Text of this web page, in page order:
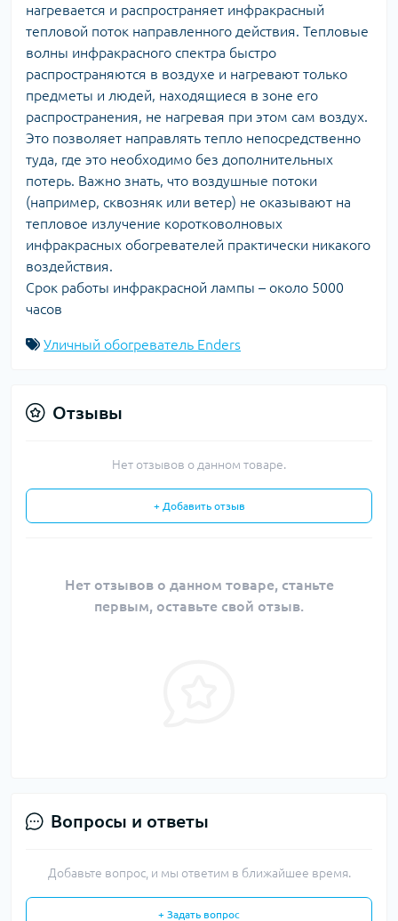
нагревается и распространяет инфракрасный
тепловой поток направленного действия. Тепловые
волны инфракрасного спектра быстро
распространяются в воздухе и нагревают только
предметы и людей, находящиеся в зоне его
распространения, не нагревая при этом сам воздух.
Это позволяет направлять тепло непосредственно
туда, где это необходимо без дополнительных
потерь. Важно знать, что воздушные потоки
(например, сквозняк или ветер) не оказывают на
тепловое излучение коротковолновых
инфракрасных обогревателей практически никакого
воздействия.
Срок работы инфракрасной лампы – около 5000
часов
Уличный обогреватель Enders
Отзывы
Нет отзывов о данном товаре.
+ Добавить отзыв
Нет отзывов о данном товаре, станьте
первым, оставьте свой отзыв.
Вопросы и ответы
Добавьте вопрос, и мы ответим в ближайшее время.
+ Задать вопрос